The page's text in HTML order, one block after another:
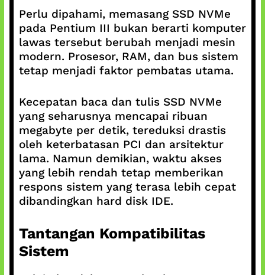
Perlu dipahami, memasang SSD NVMe
pada Pentium III bukan berarti komputer
lawas tersebut berubah menjadi mesin
modern. Prosesor, RAM, dan bus sistem
tetap menjadi faktor pembatas utama.
Kecepatan baca dan tulis SSD NVMe
yang seharusnya mencapai ribuan
megabyte per detik, tereduksi drastis
oleh keterbatasan PCI dan arsitektur
lama. Namun demikian, waktu akses
yang lebih rendah tetap memberikan
respons sistem yang terasa lebih cepat
dibandingkan hard disk IDE.
Tantangan Kompatibilitas
Sistem